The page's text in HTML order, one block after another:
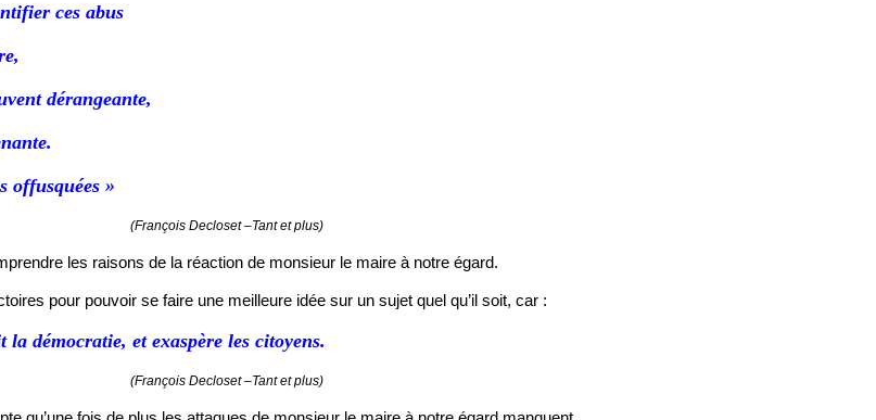
ces abus
dérangeante,
offusquées »
(FrançoisDecloset–Tant et plus)
les raisons de la réaction de monsieur le maire à notre égard.
pour pouvoir se faire une meilleure idée sur un sujet quel qu’il soit, car :
démocratie, et exaspère les citoyens.
(FrançoisDecloset–Tant et plus)